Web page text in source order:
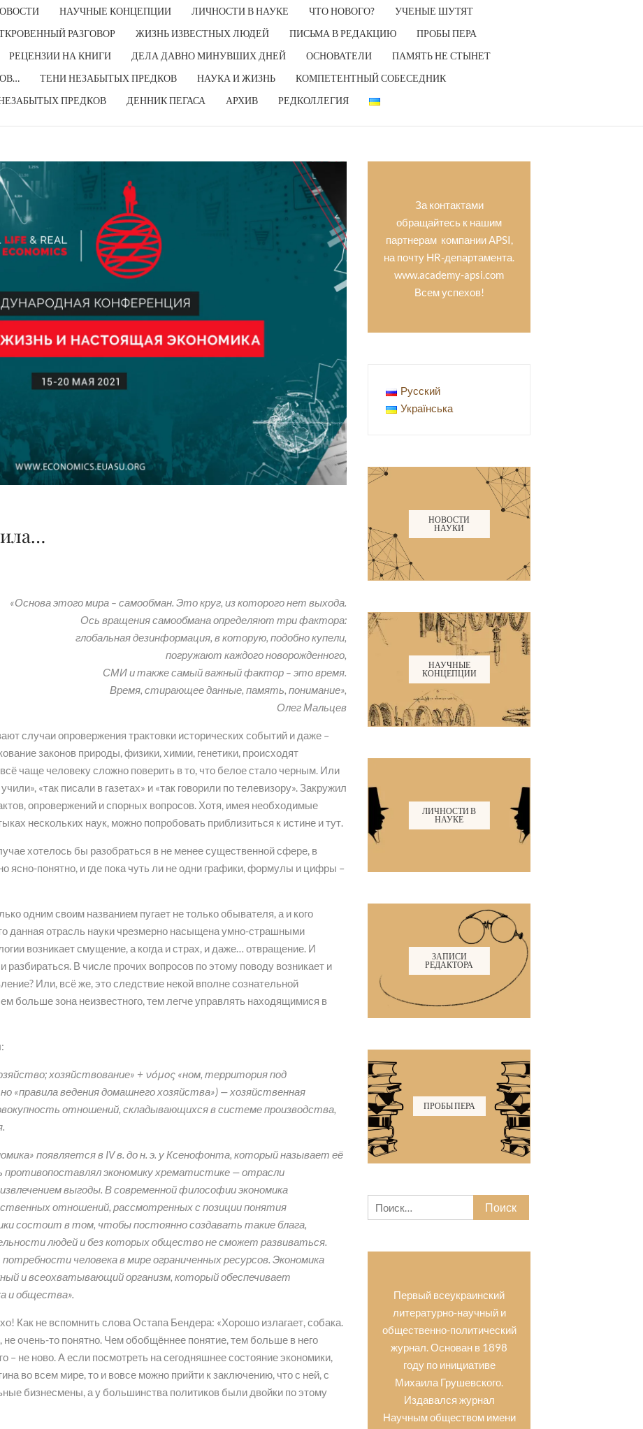
НАУЧНЫЕ КОНЦЕПЦИИ ЛИЧНОСТИ В НАУКЕ ЧТО НОВОГО?
УЧЕНЫЕ ШУТЯТ
РАЗГОВОР ЖИЗНЬ ИЗВЕСТНЫХ ЛЮДЕЙ ПИСЬМА В РЕДАКЦИЮ
ПРОБЫ ПЕРА
РЕЦЕНЗИИ НА КНИГИ ДЕЛА ДАВНО МИНУВШИХ ДНЕЙ ОСНОВАТЕЛИ
ПАМЯТЬ НЕ СТЫНЕТ
ТЕНИ НЕЗАБЫТЫХ ПРЕДКОВ НАУКА И ЖИЗНЬ
КОМПЕТЕНТНЫЙ СОБЕСЕДНИК
ПРЕДКОВ
ДЕННИК ПЕГАСА АРХИВ РЕДКОЛЛЕГИЯ
«Основа этого мира – самообман. Это круг, из которого нет выхода.
Ось вращения самообмана определяют три фактора:
глобальная дезинформация, в которую, подобно купели,
погружают каждого новорожденного,
СМИ и также самый важный фактор – это время.
Время, стирающее данные, память, понимание»,
Олег Мальцев
случаи опровержения трактовки исторических событий и даже –
законов природы, физики, химии, генетики, происходят
чаще человеку сложно поверить в то, что белое стало черным. Или
«так писали в газетах» и «так говорили по телевизору». Закружил
опровержений и спорных вопросов. Хотя, имея необходимые
нескольких наук, можно попробовать приблизиться к истине и тут.
хотелось бы разобраться в не менее существенной сфере, в
ясно-понятно, и где пока чуть ли не одни графики, формулы и цифры –
одним своим названием пугает не только обывателя, а и кого
данная отрасль науки чрезмерно насыщена умно-страшными
возникает смущение, а когда и страх, и даже… отвращение. И
разбираться. В числе прочих вопросов по этому поводу возникает и
Или, всё же, это следствие некой вполне сознательной
больше зона неизвестного, тем легче управлять находящимися в
хозяйствование» + νόμος «ном, территория под
«правила ведения домашнего хозяйства») — хозяйственная
отношений, складывающихся в системе производства,
появляется в IV в. до н. э. у Ксенофонта, который называет её
экономику хрематистике — отрасли
выгоды. В современной философии экономика
отношений, рассмотренных с позиции понятия
состоит в том, чтобы постоянно создавать такие блага,
людей и без которых общество не сможет развиваться.
человека в мире ограниченных ресурсов. Экономика
и всеохватывающий организм, который обеспечивает
и общества».
Как не вспомнить слова Остапа Бендера: «Хорошо излагает, собака.
очень-то понятно. Чем обобщённее понятие, тем больше в него
– не ново. А если посмотреть на сегодняшнее состояние экономики,
во всем мире, то и вовсе можно прийти к заключению, что с ней, с
бизнесмены, а у большинства политиков были двойки по этому
За контактами
обращайтесь к нашим
партнерам компании APSI,
на почту HR-департамента.
www.academy-apsi.com
Всем успехов!
Русский
Українська
НОВОСТИ
НАУКИ
НАУЧНЫЕ
КОНЦЕПЦИИ
ЛИЧНОСТИ В
НАУКЕ
ЗАПИСИ
РЕДАКТОРА
ПРОБЫ ПЕРА
Найти:
Первый всеукраинский
литературно-научный и
общественно-политический
журнал. Основан в 1898
году по инициативе
Михаила Грушевского.
Издавался журнал
Научным обществом имени